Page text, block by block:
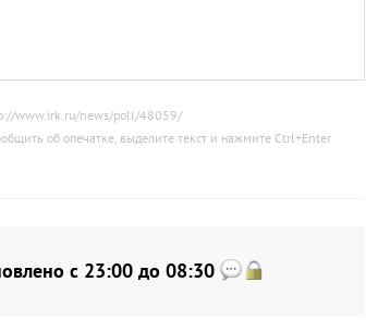
www.irk.ru/news/poll/48059/
об опечатке, выделите текст и нажмите Ctrl+Enter
с 23:00 до 08:30